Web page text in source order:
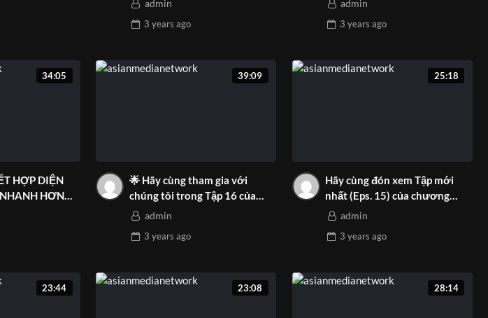
admin
3 years ago
admin
3 years ago
34:05
HỢP DIỆN
HƠN
39:09
🌟 Hãy cùng tham gia với
chúng tôi trong Tập 16 của
chương trình “Giấc Mơ Mỹ”
admin
3 years ago
25:18
Hãy cùng đón xem Tập mới
nhất (Eps. 15) của chương
trình “My American Dream –
admin
3 years ago
23:44 23:08 28:14